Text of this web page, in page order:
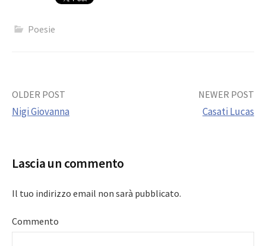
Poesie
Post
OLDER POST
Nigi Giovanna
NEWER POST
Casati Lucas
Lascia un commento
Il tuo indirizzo email non sarà pubblicato.
Commento